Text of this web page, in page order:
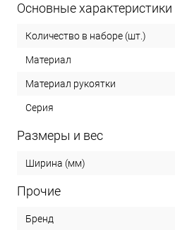
Основные характеристики
Количество в наборе (шт.)
Материал
Материал рукоятки
Серия
Размеры и вес
Ширина (мм)
Прочие
Бренд